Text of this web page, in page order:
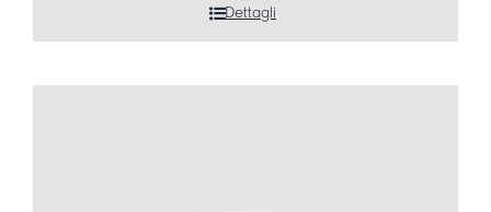
Dettagli